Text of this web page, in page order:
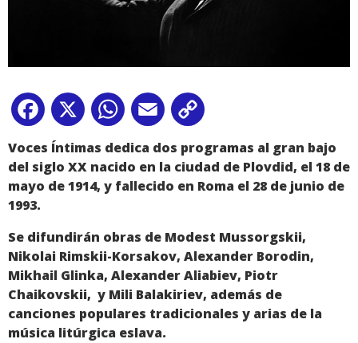
Facebook
X WhatsApp
Email
Link
Voces Íntimas dedica dos programas al gran bajo
del siglo XX nacido en la ciudad de Plovdid, el 18 de
mayo de 1914, y fallecido en Roma el 28 de junio de
1993.
Se difundirán obras de Modest Mussorgskii,
Nikolai Rimskii-Korsakov, Alexander Borodin,
Mikhail Glinka, Alexander Aliabiev, Piotr
Chaikovskii, y Mili Balakiriev, además de
canciones populares tradicionales y arias de la
música litúrgica eslava.